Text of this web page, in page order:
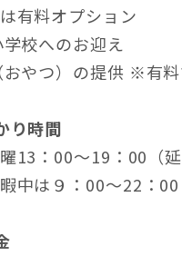
有料オプション
校へのお迎え
おやつ）の提供 ※有
り時間
13：00～19：00（
中は９：00～22：00